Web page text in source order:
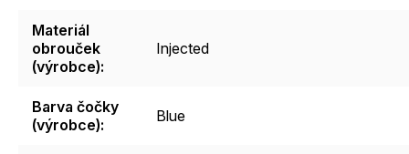
Materiál
obrouček
(výrobce):
Injected
Barva čočky
(výrobce): Blue